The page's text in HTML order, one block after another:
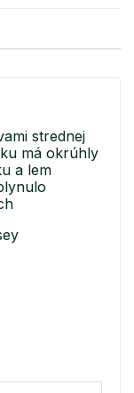
strednej
má okrúhly
a lem